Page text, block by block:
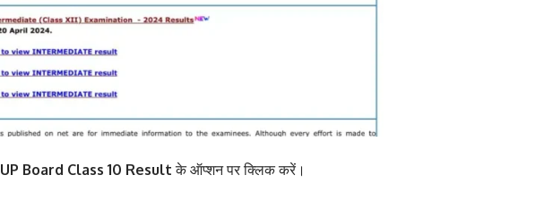
UP Board Class 10 Result के ऑप्शन पर क्लिक करें।